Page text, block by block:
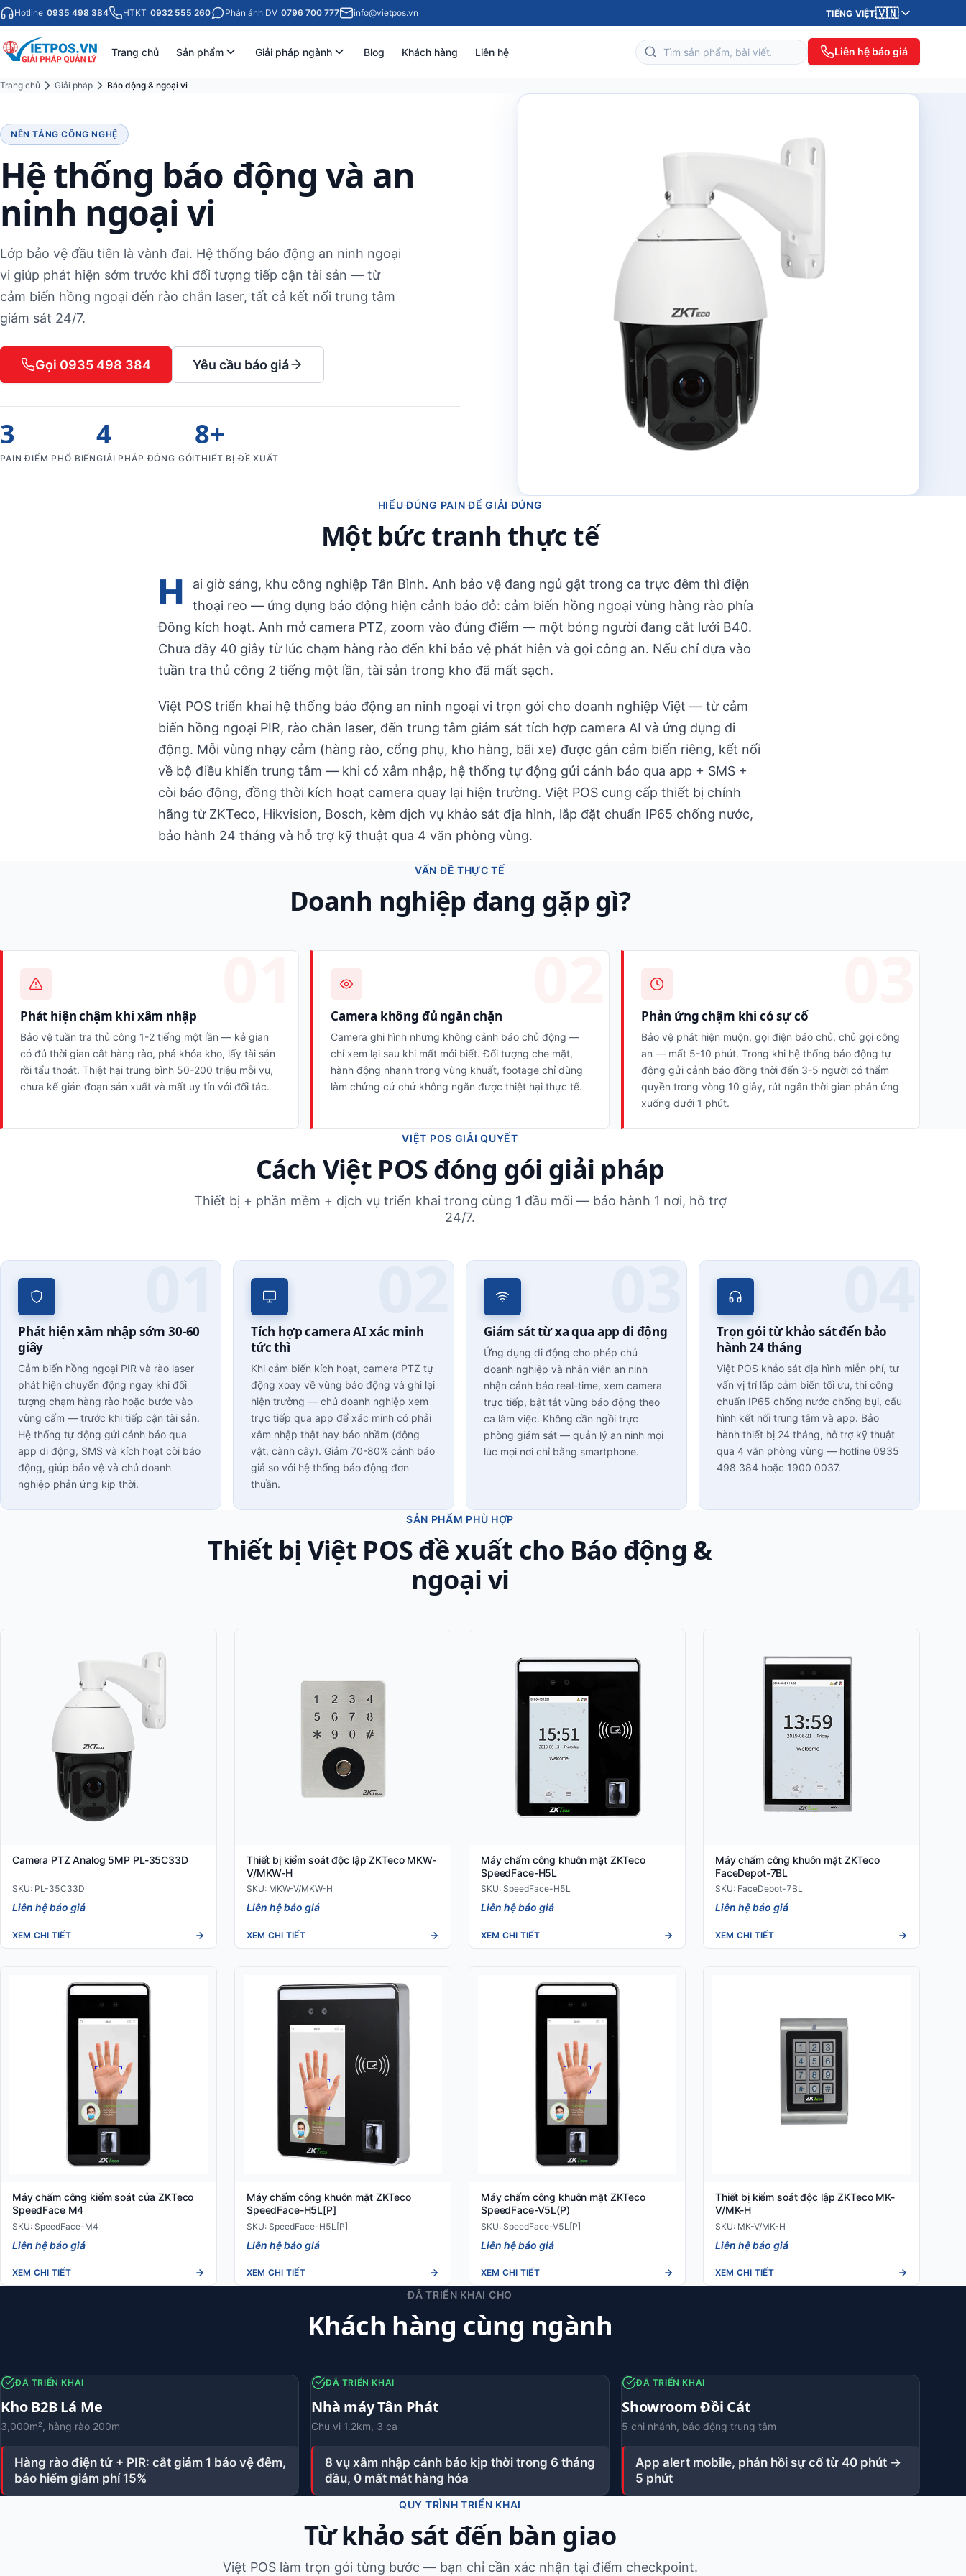
Hotline 0935 498 384 HTKT 0932 555 260 Phản ánh DV 0796 700 777 info@vietpos.vn TIẾNG VIỆT🇻🇳
Trang chủ Sản phẩm Giải pháp ngành Blog Khách hàng Liên hệ Liên hệ báo giá
Trang chủ Giải pháp Báo động & ngoại vi
NỀN TẢNG CÔNG NGHỆ
Hệ thống báo động và an
ninh ngoại vi
Lớp bảo vệ đầu tiên là vành đai. Hệ thống báo động an ninh ngoại
vi giúp phát hiện sớm trước khi đối tượng tiếp cận tài sản — từ
cảm biến hồng ngoại đến rào chắn laser, tất cả kết nối trung tâm
giám sát 24/7.
Gọi 0935 498 384 Yêu cầu báo giá
3
PAIN ĐIỂM PHỔ BIẾN
4
GIẢI PHÁP ĐÓNG GÓI
8+
THIẾT BỊ ĐỀ XUẤT
HIỂU ĐÚNG PAIN ĐỂ GIẢI ĐÚNG
Một bức tranh thực tế
H
ai giờ sáng, khu công nghiệp Tân Bình. Anh bảo vệ đang ngủ gật trong ca trực đêm thì điện
thoại reo — ứng dụng báo động hiện cảnh báo đỏ: cảm biến hồng ngoại vùng hàng rào phía
Đông kích hoạt. Anh mở camera PTZ, zoom vào đúng điểm — một bóng người đang cắt lưới B40.
Chưa đầy 40 giây từ lúc chạm hàng rào đến khi bảo vệ phát hiện và gọi công an. Nếu chỉ dựa vào
tuần tra thủ công 2 tiếng một lần, tài sản trong kho đã mất sạch.
Việt POS triển khai hệ thống báo động an ninh ngoại vi trọn gói cho doanh nghiệp Việt — từ cảm
biến hồng ngoại PIR, rào chắn laser, đến trung tâm giám sát tích hợp camera AI và ứng dụng di
động. Mỗi vùng nhạy cảm (hàng rào, cổng phụ, kho hàng, bãi xe) được gắn cảm biến riêng, kết nối
về bộ điều khiển trung tâm — khi có xâm nhập, hệ thống tự động gửi cảnh báo qua app + SMS +
còi báo động, đồng thời kích hoạt camera quay lại hiện trường. Việt POS cung cấp thiết bị chính
hãng từ ZKTeco, Hikvision, Bosch, kèm dịch vụ khảo sát địa hình, lắp đặt chuẩn IP65 chống nước,
bảo hành 24 tháng và hỗ trợ kỹ thuật qua 4 văn phòng vùng.
VẤN ĐỀ THỰC TẾ
Doanh nghiệp đang gặp gì?
Phát hiện chậm khi xâm nhập
Bảo vệ tuần tra thủ công 1-2 tiếng một lần — kẻ gian
có đủ thời gian cắt hàng rào, phá khóa kho, lấy tài sản
rồi tẩu thoát. Thiệt hại trung bình 50-200 triệu mỗi vụ,
chưa kể gián đoạn sản xuất và mất uy tín với đối tác.
Camera không đủ ngăn chặn
Camera ghi hình nhưng không cảnh báo chủ động —
chỉ xem lại sau khi mất mới biết. Đối tượng che mặt,
hành động nhanh trong vùng khuất, footage chỉ dùng
làm chứng cứ chứ không ngăn được thiệt hại thực tế.
Phản ứng chậm khi có sự cố
Bảo vệ phát hiện muộn, gọi điện báo chủ, chủ gọi công
an — mất 5-10 phút. Trong khi hệ thống báo động tự
động gửi cảnh báo đồng thời đến 3-5 người có thẩm
quyền trong vòng 10 giây, rút ngắn thời gian phản ứng
xuống dưới 1 phút.
VIỆT POS GIẢI QUYẾT
Cách Việt POS đóng gói giải pháp
Thiết bị + phần mềm + dịch vụ triển khai trong cùng 1 đầu mối — bảo hành 1 nơi, hỗ trợ
24/7.
Phát hiện xâm nhập sớm 30-60
giây
Cảm biến hồng ngoại PIR và rào laser
phát hiện chuyển động ngay khi đối
tượng chạm hàng rào hoặc bước vào
vùng cấm — trước khi tiếp cận tài sản.
Hệ thống tự động gửi cảnh báo qua
app di động, SMS và kích hoạt còi báo
động, giúp bảo vệ và chủ doanh
nghiệp phản ứng kịp thời.
Tích hợp camera AI xác minh
tức thì
Khi cảm biến kích hoạt, camera PTZ tự
động xoay về vùng báo động và ghi lại
hiện trường — chủ doanh nghiệp xem
trực tiếp qua app để xác minh có phải
xâm nhập thật hay báo nhầm (động
vật, cành cây). Giảm 70-80% cảnh báo
giả so với hệ thống báo động đơn
thuần.
Giám sát từ xa qua app di động
Ứng dụng di động cho phép chủ
doanh nghiệp và nhân viên an ninh
nhận cảnh báo real-time, xem camera
trực tiếp, bật tắt vùng báo động theo
ca làm việc. Không cần ngồi trực
phòng giám sát — quản lý an ninh mọi
lúc mọi nơi chỉ bằng smartphone.
Trọn gói từ khảo sát đến bảo
hành 24 tháng
Việt POS khảo sát địa hình miễn phí, tư
vấn vị trí lắp cảm biến tối ưu, thi công
chuẩn IP65 chống nước chống bụi, cấu
hình kết nối trung tâm và app. Bảo
hành thiết bị 24 tháng, hỗ trợ kỹ thuật
qua 4 văn phòng vùng — hotline 0935
498 384 hoặc 1900 0037.
SẢN PHẨM PHÙ HỢP
Thiết bị Việt POS đề xuất cho Báo động &
ngoại vi
Camera PTZ Analog 5MP PL-35C33D
SKU: PL-35C33D
Liên hệ báo giá
XEM CHI TIẾT
Thiết bị kiểm soát độc lập ZKTeco MKW-
V/MKW-H
SKU: MKW-V/MKW-H
Liên hệ báo giá
XEM CHI TIẾT
Máy chấm công khuôn mặt ZKTeco
SpeedFace-H5L
SKU: SpeedFace-H5L
Liên hệ báo giá
XEM CHI TIẾT
Máy chấm công khuôn mặt ZKTeco
FaceDepot-7BL
SKU: FaceDepot-7BL
Liên hệ báo giá
XEM CHI TIẾT
Máy chấm công kiểm soát cửa ZKTeco
SpeedFace M4
SKU: SpeedFace-M4
Liên hệ báo giá
XEM CHI TIẾT
Máy chấm công khuôn mặt ZKTeco
SpeedFace-H5L[P]
SKU: SpeedFace-H5L[P]
Liên hệ báo giá
XEM CHI TIẾT
Máy chấm công khuôn mặt ZKTeco
SpeedFace-V5L(P)
SKU: SpeedFace-V5L[P]
Liên hệ báo giá
XEM CHI TIẾT
Thiết bị kiểm soát độc lập ZKTeco MK-
V/MK-H
SKU: MK-V/MK-H
Liên hệ báo giá
XEM CHI TIẾT
ĐÃ TRIỂN KHAI CHO
Khách hàng cùng ngành
ĐÃ TRIỂN KHAI
Kho B2B Lá Me
3,000m², hàng rào 200m
Hàng rào điện tử + PIR: cắt giảm 1 bảo vệ đêm,
bảo hiểm giảm phí 15%
ĐÃ TRIỂN KHAI
Nhà máy Tân Phát
Chu vi 1.2km, 3 ca
8 vụ xâm nhập cảnh báo kịp thời trong 6 tháng
đầu, 0 mất mát hàng hóa
ĐÃ TRIỂN KHAI
Showroom Đồi Cát
5 chi nhánh, báo động trung tâm
App alert mobile, phản hồi sự cố từ 40 phút →
5 phút
QUY TRÌNH TRIỂN KHAI
Từ khảo sát đến bàn giao
Việt POS làm trọn gói từng bước — bạn chỉ cần xác nhận tại điểm checkpoint.